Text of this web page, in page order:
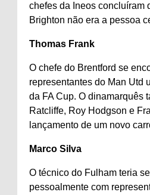
chefes da Ineos concluíram
Brighton não era a pessoa
Thomas Frank
O chefe do Brentford se
representantes do Man Utd
da FA Cup. O dinamarquês
Ratcliffe, Roy Hodgson e
lançamento de um novo
Marco Silva
O técnico do Fulham teria
pessoalmente com